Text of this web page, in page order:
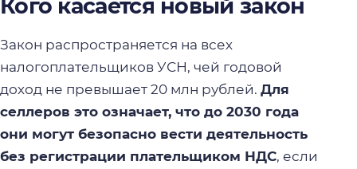
Кого касается новый закон
Закон распространяется на всех
налогоплательщиков УСН, чей годовой
доход не превышает 20 млн рублей. Для
селлеров это означает, что до 2030 года
они могут безопасно вести деятельность
без регистрации плательщиком НДС, если